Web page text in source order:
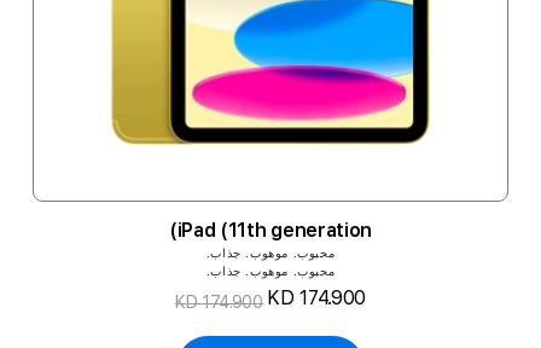
iPad (11th generation)
محبوب. موهوب. جذاب.
محبوب. موهوب. جذاب.
KD 174.900
KD 174.900